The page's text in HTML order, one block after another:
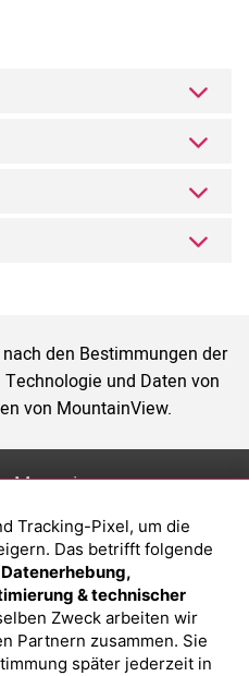
den Bestimmungen der
und Daten von
von MountainView.
Magazin
Was sind sind ETFs?
Sparplan Vorteile
Was ist ein Fonds?
Tracking-Pixel, um die
Das betrifft folgende
& technischer
Zweck arbeiten wir
Partnern zusammen. Sie
später jederzeit in